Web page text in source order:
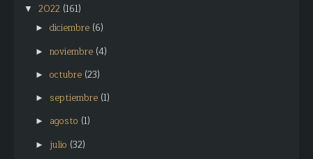
▼ 2022 (161)
► diciembre (6)
► noviembre (4)
► octubre (23)
► septiembre (1)
► agosto (1)
► julio (32)